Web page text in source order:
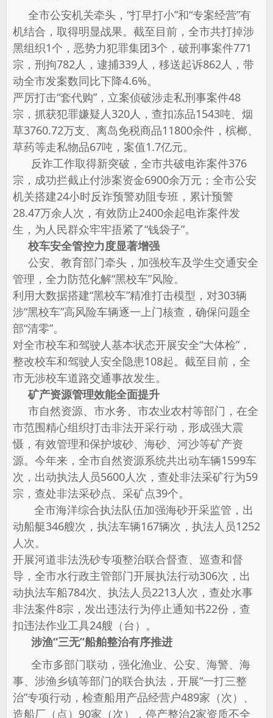
全市公安机关牵头，“打早打小”和“专案经营”有
机结合，取得明显战果。截至目前，全市共打掉涉
黑组织1个，恶势力犯罪集团3个，破刑事案件771
宗，刑拘782人，逮捕339人，移送起诉862人，带
动全市发案数同比下降4.6%。
严厉打击“套代购”，立案侦破涉走私刑事案件48
宗，抓获犯罪嫌疑人320人，查扣冻品1543吨、烟
草3760.72万支、离岛免税商品11800余件，槟榔、
草药等走私物品67吨，案值1.7亿元。
反诈工作取得新突破，全市共破电诈案件376
宗，成功拦截止付涉案资金6900余万元；全市公安
机关搭建24小时反诈预警劝阻专班，累计预警
28.47万余人次，有效防止2400余起电诈案件发
生，为人民群众牢牢捂紧了“钱袋子”。
校车安全管控力度显著增强
公安、教育部门牵头，加强校车及学生交通安全
管理，全力防范化解“黑校车”风险。
利用大数据搭建“黑校车”精准打击模型，对303辆
涉“黑校车”高风险车辆逐一上门核查，确保问题全
部“清零”。
对全市校车和驾驶人基本状态开展安全“大体检”，
整改校车和驾驶人安全隐患108起。截至目前，全
市无涉校车道路交通事故发生。
矿产资源管理效能全面提升
市自然资源、市水务、市农业农村等部门，在全
市范围精心组织打击非法开采行动，形成强大震
慑，有效管理和保护坡砂、海砂、河沙等矿产资
源。今年来，全市自然资源系统共出动车辆1599车
次，出动执法人员5600人次，查处非法采矿行为59
宗，查处非法采砂点、采矿点39个。
全市海洋综合执法队伍加强海砂开采监管，出
动船艇346艘次，执法车辆167辆次，执法人员1252
人次。
开展河道非法洗砂专项整治联合督查、巡查和督
导，全市水行政主管部门开展执法行动306次，出
动执法车船784次、执法人员2213人次，查处水事
非法案件8宗，发出违法行为停止通知书22份，查
扣违法作业工具24艘（台）。
涉渔“三无”船舶整治有序推进
全市多部门联动，强化渔业、公安、海警、海
事、涉渔乡镇等部门的联合执法，开展“一打三整
治”专项行动，检查船用产品经营户489家（次）、
造船厂（点）90家（次），停产整治2家资质不全